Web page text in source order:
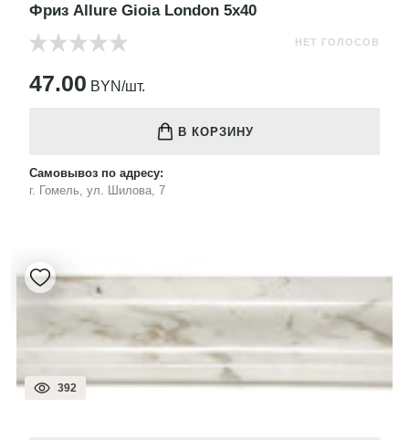
Фриз Allure Gioia London 5x40
НЕТ ГОЛОСОВ
47.00 BYN/шт.
В КОРЗИНУ
Самовывоз по адресу:
г. Гомель, ул. Шилова, 7
392